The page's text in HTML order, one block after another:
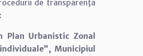
de transparenţă
Urbanistic Zonal
Municipiul